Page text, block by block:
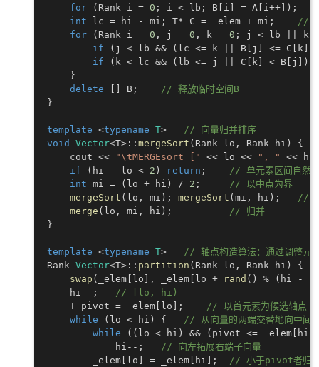
for
( Rank i = 0 ; i < lb ; B [ i ] = A [ i ++] ) ;
int lc = hi - mi ; T* C = _elem + mi ;
//
for
( Rank i = 0 , j = 0 , k = 0 ; j < lb k
if
( j < lb && ( lc <= k B [ j ] <= C [ k ]
if
( k < lc && ( lb <= j C [ k ] < B [ j ] )
}
delete
[ ] B ;
// 释放临时空间B
}
template <typename T>
// 向量归并排序
void
Vector<T> :: mergeSort ( Rank lo , Rank hi )
{
    cout
<< "\tMERGEsort [" << lo << ", " <<
if
( hi - lo < 2 ) return ;
// 单元素区间自然
int mi = ( lo + hi ) / 2 ;
// 以中点为界
mergeSort ( lo , mi ) ; mergeSort (mi , hi ) ;
//
merge ( lo , mi , hi ) ;
// 归并
}
template <typename T>
// 轴点构造算法：通过调整
Rank Vector<T> :: partition ( Rank lo , Rank hi )
{
swap ( _elem [ lo ] , _elem [ lo + rand ( ) % ( hi -
    hi
-- ;
// [lo, hi)
    T pivot
= _elem [ lo ] ;
// 以首元素为候选轴点（
while
( lo < hi ) {
// 从向量的两端交替地向中间
while
( ( lo < hi ) && ( pivot <= _elem [ hi
            hi
-- ;
// 向左拓展右端子向量
        _elem
[ lo ] = _elem [ hi ] ;
// 小于pivot者归入